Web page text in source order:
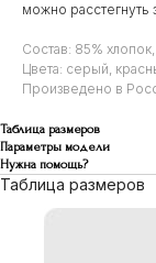
можно расстегнуть
Состав: 85%
Цвета: серый,
Произведено в
Таблица размеров
Параметры модели
Нужна помощь?
Таблица размеров